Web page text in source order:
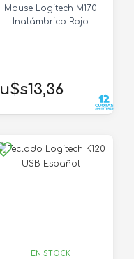
Mouse Logitech M170
Inalámbrico Rojo
u$s13,36
EN STOCK